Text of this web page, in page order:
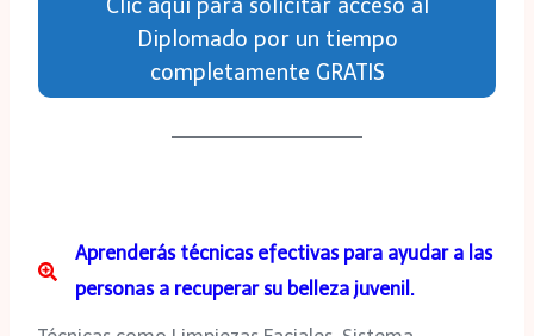
Clic aquí para solicitar acceso al
Diplomado por un tiempo
completamente GRATIS
Aprenderás técnicas efectivas para ayudar a las
personas a recuperar su belleza juvenil.